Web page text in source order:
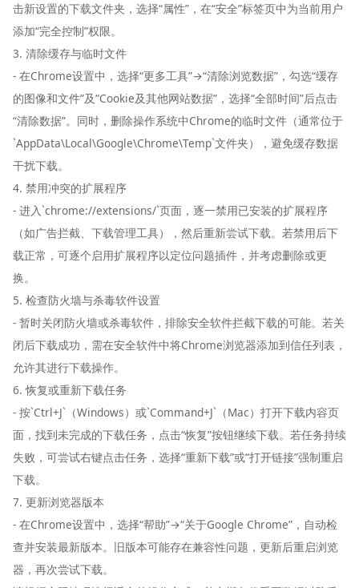
击新设置的下载文件夹，选择“属性”，在“安全”标签页中为当前用户
添加“完全控制”权限。
3. 清除缓存与临时文件
- 在Chrome设置中，选择“更多工具”→“清除浏览数据”，勾选“缓存
的图像和文件”及“Cookie及其他网站数据”，选择“全部时间”后点击
“清除数据”。同时，删除操作系统中Chrome的临时文件（通常位于
`AppData\Local\Google\Chrome\Temp`文件夹），避免缓存数据
干扰下载。
4. 禁用冲突的扩展程序
- 进入`chrome://extensions/`页面，逐一禁用已安装的扩展程序
（如广告拦截、下载管理工具），然后重新尝试下载。若禁用后下
载正常，可逐个启用扩展程序以定位问题插件，并考虑删除或更
换。
5. 检查防火墙与杀毒软件设置
- 暂时关闭防火墙或杀毒软件，排除安全软件拦截下载的可能。若关
闭后下载成功，需在安全软件中将Chrome浏览器添加到信任列表，
允许其进行下载操作。
6. 恢复或重新下载任务
- 按`Ctrl+J`（Windows）或`Command+J`（Mac）打开下载内容页
面，找到未完成的下载任务，点击“恢复”按钮继续下载。若任务持续
失败，可尝试右键点击任务，选择“重新下载”或“打开链接”强制重启
下载。
7. 更新浏览器版本
- 在Chrome设置中，选择“帮助”→“关于Google Chrome”，自动检
查并安装最新版本。旧版本可能存在兼容性问题，更新后重启浏览
器，再次尝试下载。